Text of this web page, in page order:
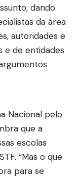
dando
da área
autoridades e
e de entidades
Nacional pelo
que a
escolas
“Mas o que
para se